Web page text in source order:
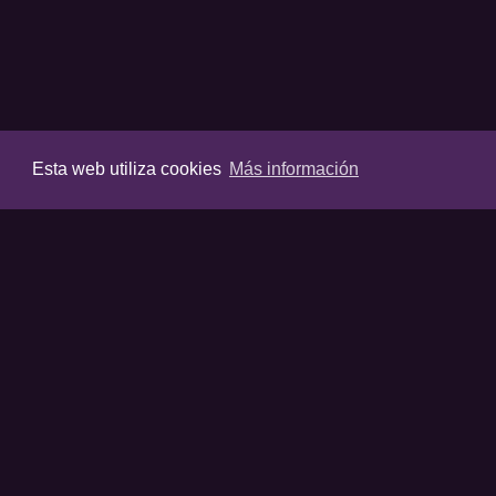
Esta web utiliza cookies Más información